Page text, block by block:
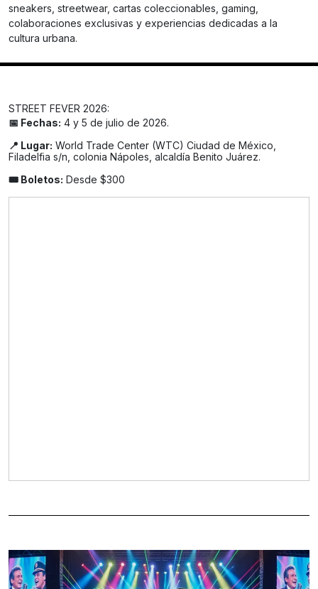
sneakers, streetwear, cartas coleccionables, gaming,
colaboraciones exclusivas y experiencias dedicadas a la
cultura urbana.
STREET FEVER 2026:
📅 Fechas: 4 y 5 de julio de 2026.
📍 Lugar: World Trade Center (WTC) Ciudad de México,
Filadelfia s/n, colonia Nápoles, alcaldía Benito Juárez.
🎟️ Boletos: Desde $300